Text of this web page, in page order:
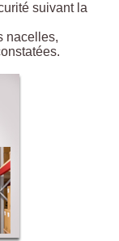
suivant la
nacelles,